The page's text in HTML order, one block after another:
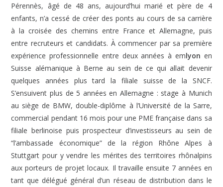
Pérennès, âgé de 48 ans, aujourd’hui marié et père de 4
enfants, n’a cessé de créer des ponts au cours de sa carrière
à la croisée des chemins entre France et Allemagne, puis
entre recruteurs et candidats. À commencer par sa première
expérience professionnelle entre deux années à emlyon en
Suisse alémanique à Berne au sein de ce qui allait devenir
quelques années plus tard la filiale suisse de la SNCF.
S’ensuivent plus de 5 années en Allemagne : stage à Munich
au siège de BMW, double-diplôme à l’Université de la Sarre,
commercial pendant 16 mois pour une PME française dans sa
filiale berlinoise puis prospecteur d’investisseurs au sein de
“l’ambassade économique” de la région Rhône Alpes à
Stuttgart pour y vendre les mérites des territoires rhônalpins
aux porteurs de projet locaux. Il travaille ensuite 7 années en
tant que délégué général d’un réseau de distribution dans le